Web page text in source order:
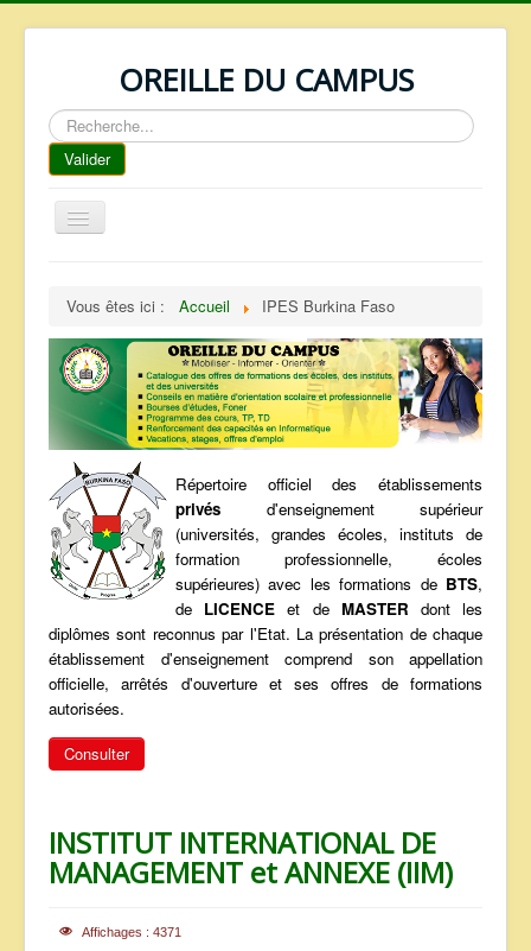
OREILLE DU CAMPUS
Rechercher
Valider
Basculer
la
REPERTOIRE
QUI SOMMES NOUS ?
NOS SERVICES
FAQ
CONTACTS
TELECHARGEMENTS
ANNONCES
Vous êtes ici : Accueil IPES Burkina Faso
Répertoire officiel des établissements
privés d'enseignement supérieur
(universités, grandes écoles, instituts de
formation professionnelle, écoles
supérieures) avec les formations de BTS,
de LICENCE et de MASTER dont les
diplômes sont reconnus par l'Etat. La présentation de chaque
établissement d'enseignement comprend son appellation
officielle, arrêtés d'ouverture et ses offres de formations
autorisées.
Consulter
INSTITUT INTERNATIONAL DE
MANAGEMENT et ANNEXE (IIM)
Affichages : 4371